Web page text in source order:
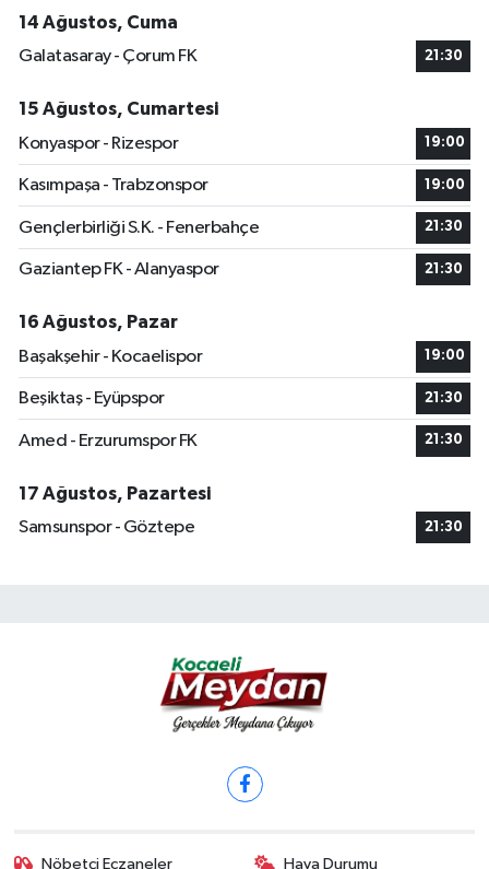
14 Ağustos, Cuma
Galatasaray - Çorum FK
21:30
15 Ağustos, Cumartesi
Konyaspor - Rizespor
19:00
Kasımpaşa - Trabzonspor 19:00
Gençlerbirliği S.K. - Fenerbahçe 21:30
Gaziantep FK - Alanyaspor 21:30
16 Ağustos, Pazar
Başakşehir - Kocaelispor
19:00
Beşiktaş - Eyüpspor 21:30
Amed - Erzurumspor FK 21:30
17 Ağustos, Pazartesi
Samsunspor - Göztepe
21:30
Nöbetçi Eczaneler Hava Durumu